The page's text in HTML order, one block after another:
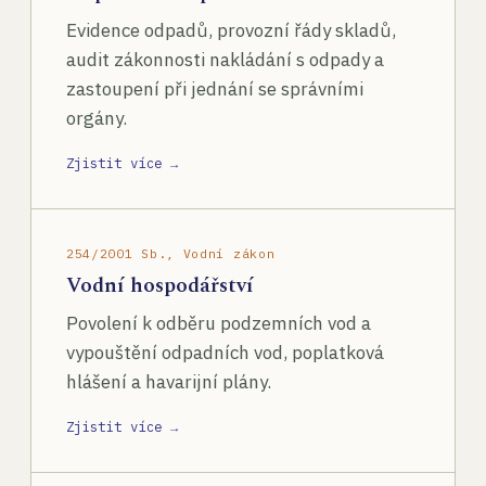
Evidence odpadů, provozní řády skladů,
audit zákonnosti nakládání s odpady a
zastoupení při jednání se správními
orgány.
Zjistit více →
254/2001 Sb., Vodní zákon
Vodní hospodářství
Povolení k odběru podzemních vod a
vypouštění odpadních vod, poplatková
hlášení a havarijní plány.
Zjistit více →